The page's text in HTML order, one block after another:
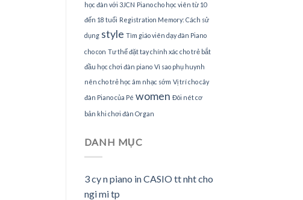
học đàn với 3JCN Piano cho học viên từ 10
đến 18 tuổi Registration Memory: Cách sử
dụng style Tìm giáo viên dạy đàn Piano
cho con Tư thế đặt tay chính xác cho trẻ bắt
đầu học chơi đàn piano Vì sao phụ huynh
nên cho trẻ học âm nhạc sớm Vị trí cho cây
đàn Piano của Pé women Đôi nét cơ
bản khi chơi đàn Organ
DANH MỤC
3 cy n piano in CASIO tt nht cho
ngi mi tp